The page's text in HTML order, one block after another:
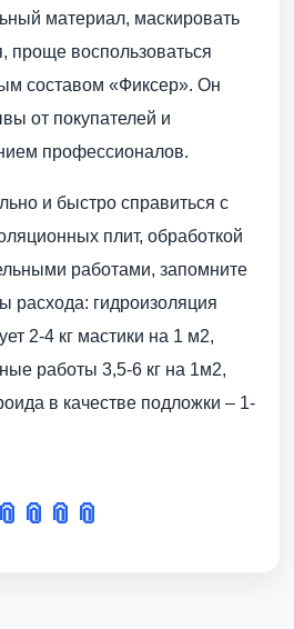
материал, маскировать
проще воспользоваться
составом «Фиксер». Он
от покупателей и
профессионалов.
и быстро справиться с
плит, обработкой
работами, запомните
расхода: гидроизоляция
2-4 кг мастики на 1 м2,
работы 3,5-6 кг на 1м2,
в качестве подложки – 1-
📎 📎 📎 📎